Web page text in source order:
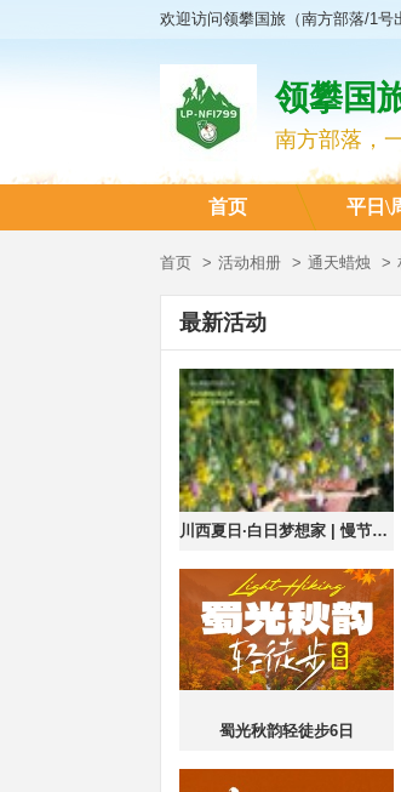
欢迎访问领攀国旅（南方部落/1号
领攀国
南方部落，
首页 平日\
首页 活动相册 通天蜡烛
最新活动
川西夏日·白日梦想家 | 慢节奏度假×自然人文摄影7日
蜀光秋韵轻徒步6日